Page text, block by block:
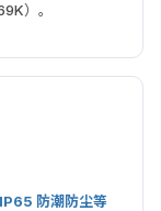
）。
IP65 防潮防尘等